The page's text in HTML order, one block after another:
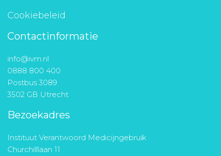
Cookiebeleid
Contactinformatie
info@ivm.nl
0888 800 400
Postbus 3089
3502 GB Utrecht
Bezoekadres
Instituut Verantwoord Medicijngebruik
Churchilllaan 11